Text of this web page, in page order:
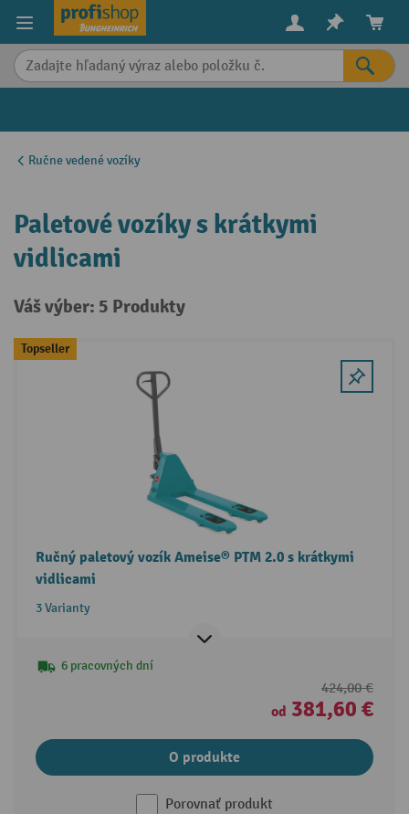
content
Ručne vedené vozíky
Paletové vozíky s krátkymi
vidlicami
Váš výber: 5 Produkty
Topseller
Ručný paletový vozík Ameise® PTM 2.0 s krátkymi
vidlicami
3 Varianty
6 pracovných dní
424,00 €
od 381,60 €
O produkte
Porovnať produkt